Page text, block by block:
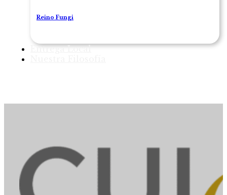
Reino Fungi
Entrega Local